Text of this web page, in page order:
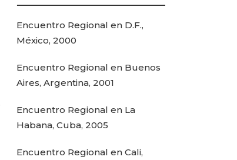
Encuentro Regional en D.F.,
México, 2000
Encuentro Regional en Buenos
Aires, Argentina, 2001
Encuentro Regional en La
Habana, Cuba, 2005
Encuentro Regional en Cali,